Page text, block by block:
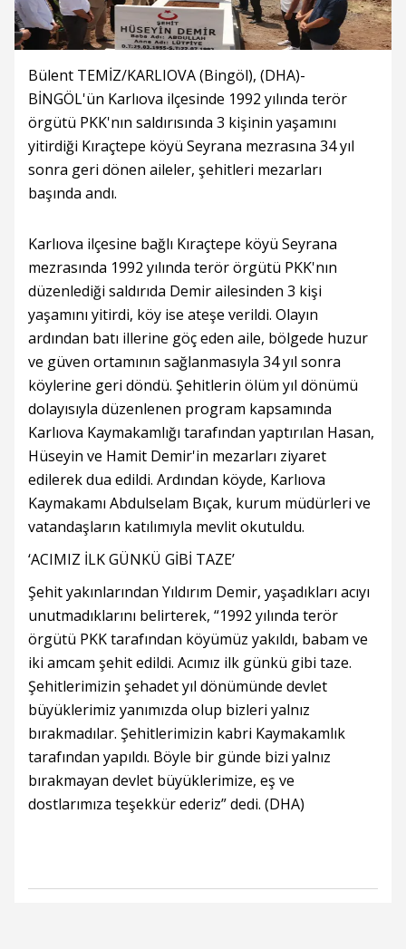
Bülent TEMİZ/KARLIOVA (Bingöl), (DHA)-
BİNGÖL'ün Karlıova ilçesinde 1992 yılında terör
örgütü PKK'nın saldırısında 3 kişinin yaşamını
yitirdiği Kıraçtepe köyü Seyrana mezrasına 34 yıl
sonra geri dönen aileler, şehitleri mezarları
başında andı.
Karlıova ilçesine bağlı Kıraçtepe köyü Seyrana
mezrasında 1992 yılında terör örgütü PKK'nın
düzenlediği saldırıda Demir ailesinden 3 kişi
yaşamını yitirdi, köy ise ateşe verildi. Olayın
ardından batı illerine göç eden aile, bölgede huzur
ve güven ortamının sağlanmasıyla 34 yıl sonra
köylerine geri döndü. Şehitlerin ölüm yıl dönümü
dolayısıyla düzenlenen program kapsamında
Karlıova Kaymakamlığı tarafından yaptırılan Hasan,
Hüseyin ve Hamit Demir'in mezarları ziyaret
edilerek dua edildi. Ardından köyde, Karlıova
Kaymakamı Abdulselam Bıçak, kurum müdürleri ve
vatandaşların katılımıyla mevlit okutuldu.
‘ACIMIZ İLK GÜNKÜ GİBİ TAZE’
Şehit yakınlarından Yıldırım Demir, yaşadıkları acıyı
unutmadıklarını belirterek, “1992 yılında terör
örgütü PKK tarafından köyümüz yakıldı, babam ve
iki amcam şehit edildi. Acımız ilk günkü gibi taze.
Şehitlerimizin şehadet yıl dönümünde devlet
büyüklerimiz yanımızda olup bizleri yalnız
bırakmadılar. Şehitlerimizin kabri Kaymakamlık
tarafından yapıldı. Böyle bir günde bizi yalnız
bırakmayan devlet büyüklerimize, eş ve
dostlarımıza teşekkür ederiz” dedi. (DHA)